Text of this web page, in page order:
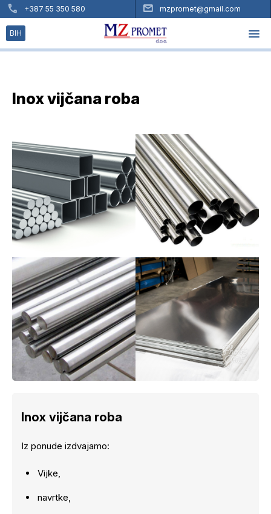
+387 55 350 580 mzpromet@gmail.com
BIH menu
×
Inox vijčana roba
Inox vijčana roba
Iz ponude izdvajamo:
Vijke,
navrtke,